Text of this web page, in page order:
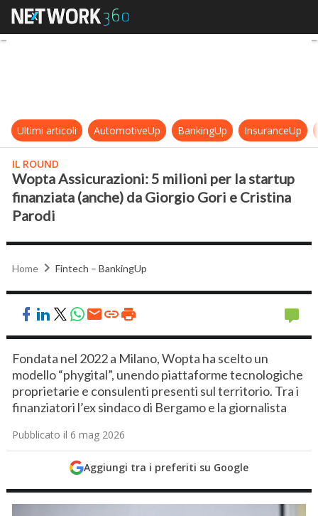
Wopta Assicurazioni: 5 milioni
Ultimi articoli AutomotiveUp BankingUp InsuranceUp
IL ROUND
Wopta Assicurazioni: 5 milioni per la startup
finanziata (anche) da Giorgio Gori e Cristina
Parodi
Home Fintech – BankingUp
Fondata nel 2022 a Milano, Wopta ha scelto un
modello “phygital”, unendo piattaforme tecnologiche
proprietarie e consulenti presenti sul territorio. Tra i
finanziatori l’ex sindaco di Bergamo e la giornalista
Pubblicato il 6 mag 2026
Aggiungi tra i preferiti su Google